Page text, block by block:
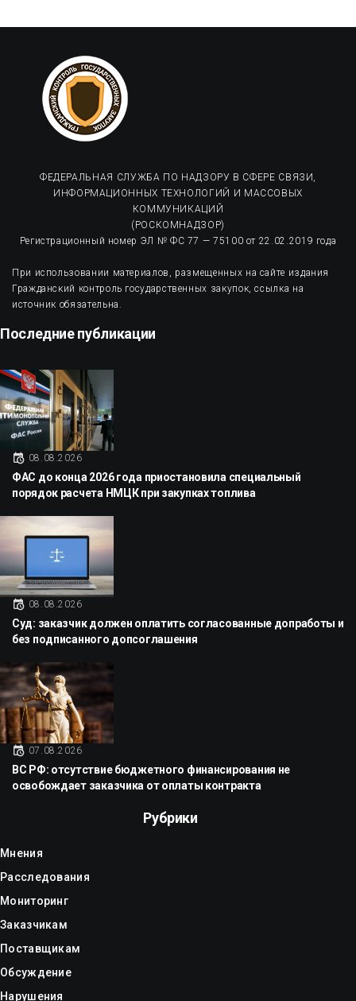
ФЕДЕРАЛЬНАЯ СЛУЖБА ПО НАДЗОРУ В СФЕРЕ СВЯЗИ,
ИНФОРМАЦИОННЫХ ТЕХНОЛОГИЙ И МАССОВЫХ
КОММУНИКАЦИЙ
(РОСКОМНАДЗОР)
Регистрационный номер ЭЛ № ФС 77 — 75100 от 22.02.2019 года
При использовании материалов, размещенных на сайте издания
Гражданский контроль государственных закупок, ссылка на
источник обязательна.
Последние публикации
08.08.2026
ФАС до конца 2026 года приостановила специальный
порядок расчета НМЦК при закупках топлива
08.08.2026
Суд: заказчик должен оплатить согласованные допработы и
без подписанного допсоглашения
07.08.2026
ВС РФ: отсутствие бюджетного финансирования не
освобождает заказчика от оплаты контракта
Рубрики
Мнения
Расследования
Мониторинг
Заказчикам
Поставщикам
Обсуждение
Нарушения